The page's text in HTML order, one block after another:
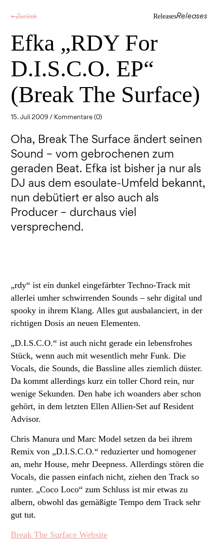
← Zurück ReleasesReleases
Efka „RDY For
D.I.S.C.O. EP“
(Break The Surface)
15. Juli 2009 / Kommentare (0)
Oha, Break The Surface ändert seinen
Sound – vom gebrochenen zum
geraden Beat. Efka ist bisher ja nur als
DJ aus dem esoulate-Umfeld bekannt,
nun debütiert er also auch als
Producer – durchaus viel
versprechend.
„rdy“ ist ein dunkel eingefärbter Techno-Track mit
allerlei umher schwirrenden Sounds – sehr digital und
spooky in ihrem Klang. Alles gut ausbalanciert, in der
richtigen Dosis an neuen Elementen.
„D.I.S.C.O.“ ist auch nicht gerade ein lebensfrohes
Stück, wenn auch mit wesentlich mehr Funk. Die
Vocals, die Sounds, die Bassline alles ziemlich düster.
Da kommt allerdings kurz ein toller Chord rein, nur
wenige Sekunden. Den habe ich woanders aber schon
gehört, in dem letzten Ellen Allien-Set auf Resident
Advisor.
Chris Manura und Marc Model setzen da bei ihrem
Remix von „D.I.S.C.O.“ reduzierter und homogener
an, mehr House, mehr Deepness. Allerdings stören die
Vocals, die passen einfach nicht, ziehen den Track so
runter. „Coco Loco“ zum Schluss ist mir etwas zu
albern, obwohl das gemäßigte Tempo dem Track sehr
gut tut.
Break The Surface Website